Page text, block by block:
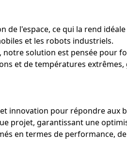
de l'espace, ce qui la rend
et les robots industriels.
solution est pensée pour
et de températures
innovation pour répondre aux
projet, garantissant une
en termes de performance,
d'imagerie médicale,
une imagerie claire et
afin d'améliorer la précision du
sont idéales pour les systèmes de
l’inspection en temps réel, la
les déchets. L’intégration du
et la rentabilité.